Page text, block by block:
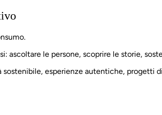
ascoltare le persone, scoprire le storie,
esperienze autentiche,